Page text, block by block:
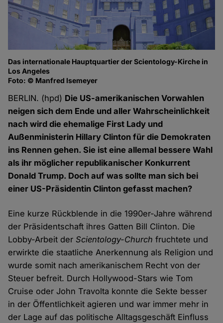
Das internationale Hauptquartier der Scientology-Kirche in
Los Angeles
Foto: © Manfred Isemeyer
BERLIN. (hpd) Die US-amerikanischen Vorwahlen
neigen sich dem Ende und aller Wahrscheinlichkeit
nach wird die ehemalige First Lady und
Außenministerin Hillary Clinton für die Demokraten
ins Rennen gehen. Sie ist eine allemal bessere Wahl
als ihr möglicher republikanischer Konkurrent
Donald Trump. Doch auf was sollte man sich bei
einer US-Präsidentin Clinton gefasst machen?
Eine kurze Rückblende in die 1990er-Jahre während
der Präsidentschaft ihres Gatten Bill Clinton. Die
Lobby-Arbeit derScientology-Church fruchtete und
erwirkte die staatliche Anerkennung als Religion und
wurde somit nach amerikanischem Recht von der
Steuer befreit. Durch Hollywood-Stars wie Tom
Cruise oder John Travolta konnte die Sekte besser
in der Öffentlichkeit agieren und war immer mehr in
der Lage auf das politische Alltagsgeschäft Einfluss